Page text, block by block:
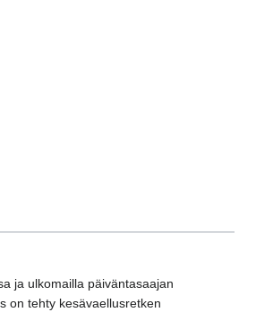
ja ulkomailla päiväntasaajan
on tehty kesävaellusretken